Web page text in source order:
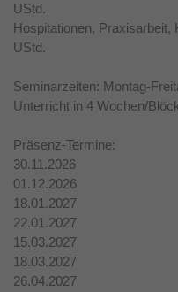
UStd.
Hospitationen, Praxisarbeit,
UStd.
Seminarzeiten: Montag-
Unterricht in 4 Wochen/
Präsenz-Termine:
30.11.2026
01.12.2026
18.01.2027
22.01.2027
15.03.2027
18.03.2027
26.04.2027